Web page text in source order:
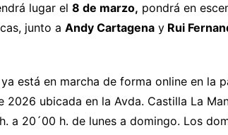
lugar el 8 de marzo, pondrá en
junto a Andy Cartagena y Rui
está en marcha de forma online en la
ubicada en la Avda. Castilla La
a 20´00 h. de lunes a domingo. Los